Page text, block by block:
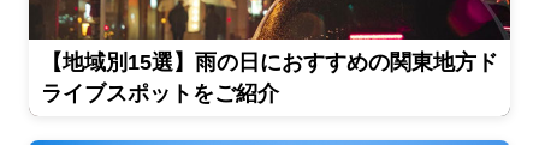
【地域別15選】雨の日におすすめの関東地方ド
ライブスポットをご紹介